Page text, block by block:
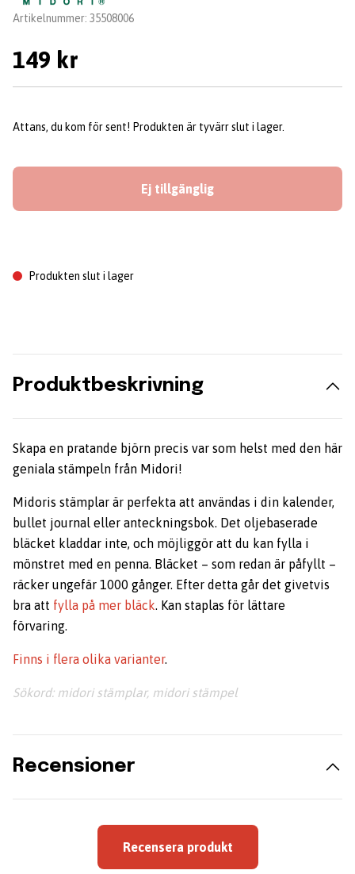
Artikelnummer: 35508006
149 kr
Attans, du kom för sent! Produkten är tyvärr slut i lager.
Ej tillgänglig
Produkten slut i lager
Produktbeskrivning
Skapa en pratande björn precis var som helst med den här
geniala stämpeln från Midori!
Midoris stämplar är perfekta att användas i din kalender,
bullet journal eller anteckningsbok. Det oljebaserade
bläcket kladdar inte, och möjliggör att du kan fylla i
mönstret med en penna. Bläcket – som redan är påfyllt –
räcker ungefär 1000 gånger. Efter detta går det givetvis
bra att fylla på mer bläck. Kan staplas för lättare
förvaring.
Finns i flera olika varianter.
Sökord: midori stämplar, midori stämpel
Recensioner
Recensera produkt